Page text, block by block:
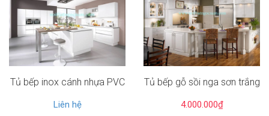
Tủ bếp inox cánh nhựa PVC
Liên hệ
Tủ bếp gỗ sồi nga sơn trắng
4.000.000₫